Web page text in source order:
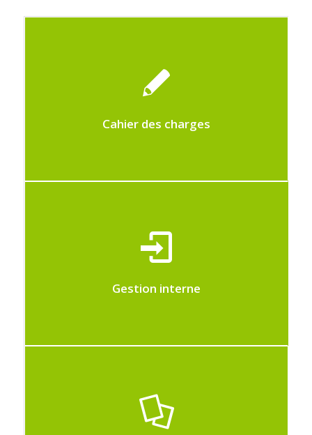
Cahier des charges
Ce module permet de gérer la création
Gestion interne
Gestion des flux internes de votre
Maak snel uw offertes, analyseer uw